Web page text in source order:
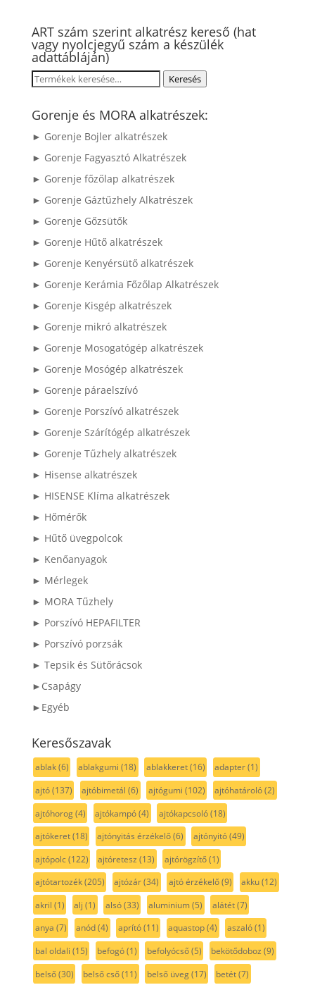
ART szám szerint alkatrész kereső (hat
vagy nyolcjegyű szám a készülék
adattábláján)
Keresés
következőre:
Keresés
Gorenje és MORA alkatrészek:
► Gorenje Bojler alkatrészek
► Gorenje Fagyasztó Alkatrészek
► Gorenje főzőlap alkatrészek
► Gorenje Gáztűzhely Alkatrészek
► Gorenje Gőzsütők
► Gorenje Hűtő alkatrészek
► Gorenje Kenyérsütő alkatrészek
► Gorenje Kerámia Főzőlap Alkatrészek
► Gorenje Kisgép alkatrészek
► Gorenje mikró alkatrészek
► Gorenje Mosogatógép alkatrészek
► Gorenje Mosógép alkatrészek
► Gorenje páraelszívó
► Gorenje Porszívó alkatrészek
► Gorenje Szárítógép alkatrészek
► Gorenje Tűzhely alkatrészek
► Hisense alkatrészek
► HISENSE Klíma alkatrészek
► Hőmérők
► Hűtő üvegpolcok
► Kenőanyagok
► Mérlegek
► MORA Tűzhely
► Porszívó HEPAFILTER
► Porszívó porzsák
► Tepsik és Sütőrácsok
►Csapágy
►Egyéb
Keresőszavak
ablak(6) ablakgumi (18) ablakkeret(16) adapter(1)
ajtó(137) ajtóbimetál (6) ajtógumi (102) ajtóhatároló(2)
ajtóhorog(4) ajtókampó(4) ajtókapcsoló(18)
ajtókeret(18) ajtónyitás érzékelő(6) ajtónyitó(49)
ajtópolc(122) ajtóretesz (13) ajtórögzítő(1)
ajtótartozék(205) ajtózár(34) ajtó érzékelő(9) akku(12)
akril (1) alj (1) alsó(33) aluminium(5) alátét(7)
anya (7) anód(4) aprító(11) aquastop(4) aszaló(1)
bal oldali (15) befogó(1) befolyócső(5) bekötődoboz (9)
belső(30) belső cső(11) belső üveg(17) betét(7)